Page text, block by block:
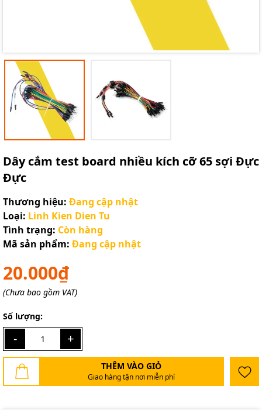
Dây cắm test board nhiều kích cỡ 65 sợi Đực
Đực
Thương hiệu: Đang cập nhật
Loại: Linh Kien Dien Tu
Tình trạng: Còn hàng
Mã sản phẩm: Đang cập nhật
20.000₫
(Chưa bao gồm VAT)
Số lượng:
- +
THÊM VÀO GIỎ
Giao hàng tận nơi miễn phí